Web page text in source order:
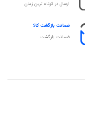
ارسال در کوتاه ترین زمان
ضمانت بازگشت کالا
ضمانت بازگشت